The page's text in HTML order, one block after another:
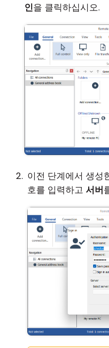
인을 클릭하십시오.
이전 단계에서 생성
호를 입력하고 서버